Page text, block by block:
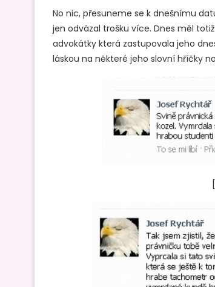
No nic, přesuneme se k dnešnímu
jen odvázal trošku více. Dnes měl
advokátky která zastupovala jeho
láskou na některé jeho slovní hříčky